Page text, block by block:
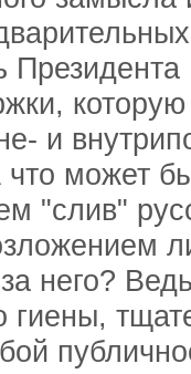
и
что может
"слив"
за него?
гиены,